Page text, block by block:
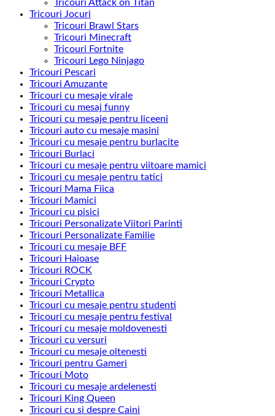
Tricouri Attack on Titan
Tricouri Jocuri
Tricouri Brawl Stars
Tricouri Minecraft
Tricouri Fortnite
Tricouri Lego Ninjago
Tricouri Pescari
Tricouri Amuzante
Tricouri cu mesaje virale
Tricouri cu mesaj funny
Tricouri cu mesaje pentru liceeni
Tricouri auto cu mesaje masini
Tricouri cu mesaje pentru burlacite
Tricouri Burlaci
Tricouri cu mesaje pentru viitoare mamici
Tricouri cu mesaje pentru tatici
Tricouri Mama Fiica
Tricouri Mamici
Tricouri cu pisici
Tricouri Personalizate Viitori Parinti
Tricouri Personalizate Familie
Tricouri cu mesaje BFF
Tricouri Haioase
Tricouri ROCK
Tricouri Crypto
Tricouri Metallica
Tricouri cu mesaje pentru studenti
Tricouri cu mesaje pentru festival
Tricouri cu mesaje moldovenesti
Tricouri cu versuri
Tricouri cu mesaje oltenesti
Tricouri pentru Gameri
Tricouri Moto
Tricouri cu mesaje ardelenesti
Tricouri King Queen
Tricouri cu si despre Caini